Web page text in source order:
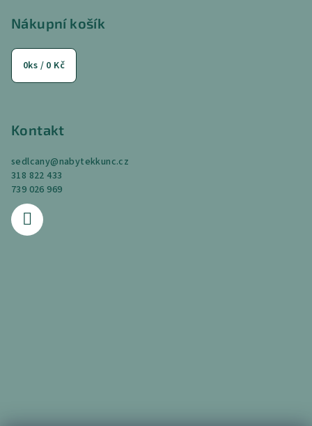
Nákupní košík
0ks / 0 Kč
Kontakt
sedlcany@nabytekkunc.cz
318 822 433
739 026 969